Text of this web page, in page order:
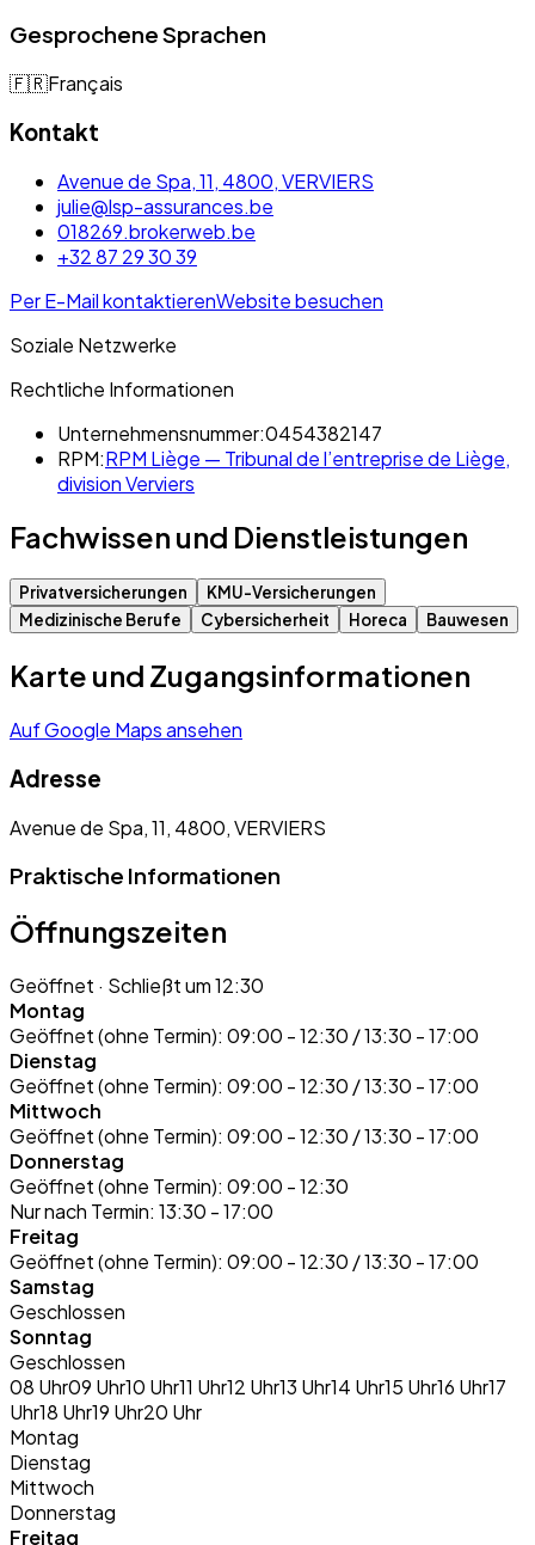
Gesprochene Sprachen
🇫🇷Français
Kontakt
Avenue de Spa, 11, 4800, VERVIERS
julie@lsp-assurances.be
018269.brokerweb.be
+32 87 29 30 39
Per E-Mail kontaktierenWebsite besuchen
Soziale Netzwerke
Rechtliche Informationen
Unternehmensnummer:0454382147
RPM:RPM Liège — Tribunal de l’entreprise de Liège,
division Verviers
Fachwissen und Dienstleistungen
Privatversicherungen
KMU-Versicherungen
Medizinische Berufe
Cybersicherheit Horeca Bauwesen
Karte und Zugangsinformationen
Auf Google Maps ansehen
Adresse
Avenue de Spa, 11, 4800, VERVIERS
Praktische Informationen
Öffnungszeiten
Geöffnet · Schließt um 12:30
Montag
Geöffnet (ohne Termin): 09:00 - 12:30 / 13:30 - 17:00
Dienstag
Geöffnet (ohne Termin): 09:00 - 12:30 / 13:30 - 17:00
Mittwoch
Geöffnet (ohne Termin): 09:00 - 12:30 / 13:30 - 17:00
Donnerstag
Geöffnet (ohne Termin): 09:00 - 12:30
Nur nach Termin: 13:30 - 17:00
Freitag
Geöffnet (ohne Termin): 09:00 - 12:30 / 13:30 - 17:00
Samstag
Geschlossen
Sonntag
Geschlossen
08 Uhr09 Uhr10 Uhr11 Uhr12 Uhr13 Uhr14 Uhr15 Uhr16 Uhr17
Uhr18 Uhr19 Uhr20 Uhr
Montag
Dienstag
Mittwoch
Donnerstag
Freitag